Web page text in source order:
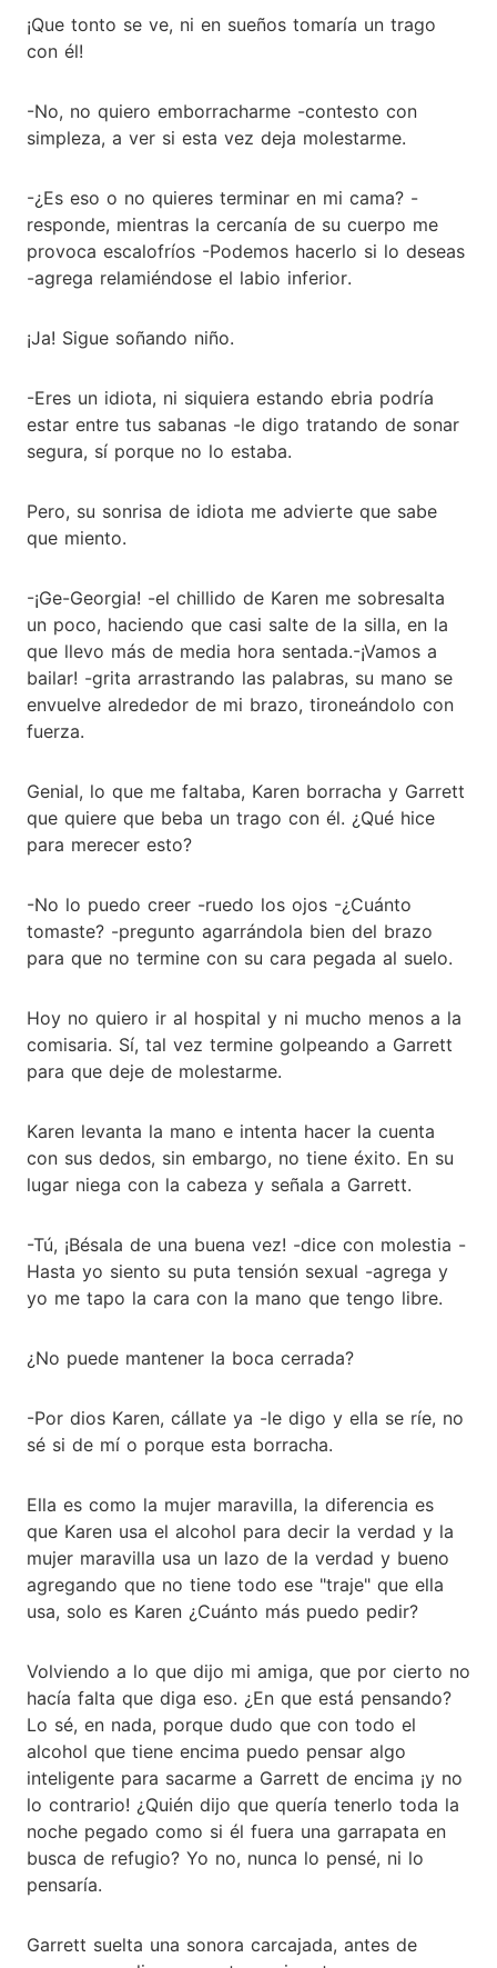
¡Que tonto se ve, ni en sueños tomaría un trago
con él!
-No, no quiero emborracharme -contesto con
simpleza, a ver si esta vez deja molestarme.
-¿Es eso o no quieres terminar en mi cama? -
responde, mientras la cercanía de su cuerpo me
provoca escalofríos -Podemos hacerlo si lo deseas
-agrega relamiéndose el labio inferior.
¡Ja! Sigue soñando niño.
-Eres un idiota, ni siquiera estando ebria podría
estar entre tus sabanas -le digo tratando de sonar
segura, sí porque no lo estaba.
Pero, su sonrisa de idiota me advierte que sabe
que miento.
-¡Ge-Georgia! -el chillido de Karen me sobresalta
un poco, haciendo que casi salte de la silla, en la
que llevo más de media hora sentada.-¡Vamos a
bailar! -grita arrastrando las palabras, su mano se
envuelve alrededor de mi brazo, tironeándolo con
fuerza.
Genial, lo que me faltaba, Karen borracha y Garrett
que quiere que beba un trago con él. ¿Qué hice
para merecer esto?
-No lo puedo creer -ruedo los ojos -¿Cuánto
tomaste? -pregunto agarrándola bien del brazo
para que no termine con su cara pegada al suelo.
Hoy no quiero ir al hospital y ni mucho menos a la
comisaria. Sí, tal vez termine golpeando a Garrett
para que deje de molestarme.
Karen levanta la mano e intenta hacer la cuenta
con sus dedos, sin embargo, no tiene éxito. En su
lugar niega con la cabeza y señala a Garrett.
-Tú, ¡Bésala de una buena vez! -dice con molestia -
Hasta yo siento su puta tensión sexual -agrega y
yo me tapo la cara con la mano que tengo libre.
¿No puede mantener la boca cerrada?
-Por dios Karen, cállate ya -le digo y ella se ríe, no
sé si de mí o porque esta borracha.
Ella es como la mujer maravilla, la diferencia es
que Karen usa el alcohol para decir la verdad y la
mujer maravilla usa un lazo de la verdad y bueno
agregando que no tiene todo ese "traje" que ella
usa, solo es Karen ¿Cuánto más puedo pedir?
Volviendo a lo que dijo mi amiga, que por cierto no
hacía falta que diga eso. ¿En que está pensando?
Lo sé, en nada, porque dudo que con todo el
alcohol que tiene encima puedo pensar algo
inteligente para sacarme a Garrett de encima ¡y no
lo contrario! ¿Quién dijo que quería tenerlo toda la
noche pegado como si él fuera una garrapata en
busca de refugio? Yo no, nunca lo pensé, ni lo
pensaría.
Garrett suelta una sonora carcajada, antes de